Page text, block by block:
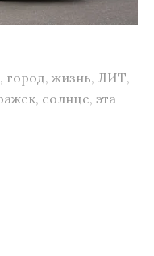
, город, жизнь, ЛИТ,
, солнце, эта